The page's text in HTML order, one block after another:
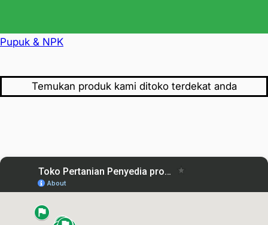
Pupuk & NPK
Temukan produk kami ditoko terdekat anda